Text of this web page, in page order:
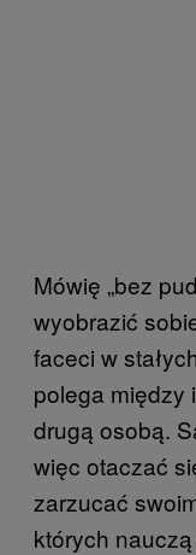
Mówię „bez
wyobrazić
faceci w
polega między
drugą osobą.
więc otaczać
zarzucać
których